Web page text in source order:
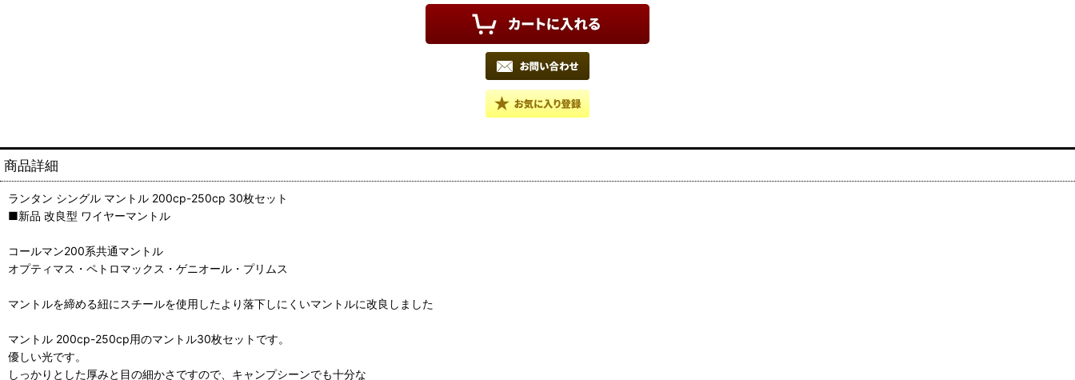
商品詳細
ランタン シングル マントル 200cp-250cp 30枚セット
■新品 改良型 ワイヤーマントル
コールマン200系共通マントル
オプティマス・ペトロマックス・ゲニオール・プリムス
マントルを締める紐にスチールを使用したより落下しにくいマントルに改良しました
マントル 200cp-250cp用のマントル30枚セットです。
優しい光です。
しっかりとした厚みと目の細かさですので、キャンプシーンでも十分な